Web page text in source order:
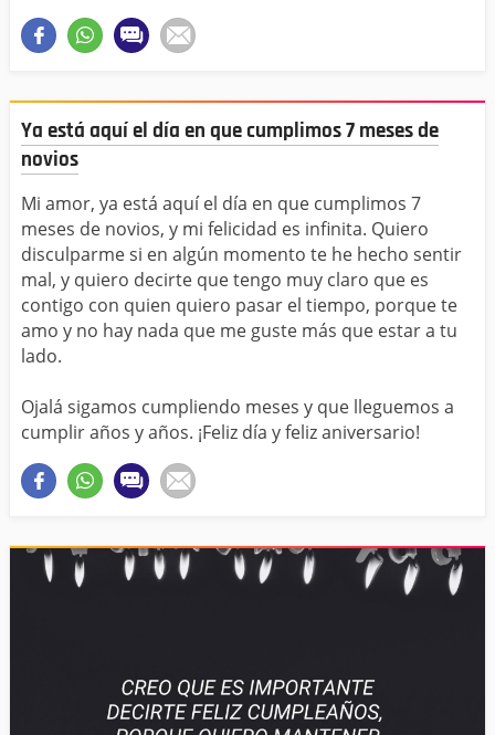
Ya está aquí el día en que cumplimos 7 meses de
novios
Mi amor, ya está aquí el día en que cumplimos 7
meses de novios, y mi felicidad es infinita. Quiero
disculparme si en algún momento te he hecho sentir
mal, y quiero decirte que tengo muy claro que es
contigo con quien quiero pasar el tiempo, porque te
amo y no hay nada que me guste más que estar a tu
lado.
Ojalá sigamos cumpliendo meses y que lleguemos a
cumplir años y años. ¡Feliz día y feliz aniversario!